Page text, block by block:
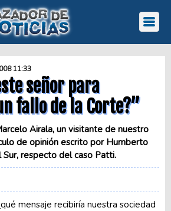
11:33
señor para
fallo de la Corte?”
Airala, un visitante de nuestro
de opinión escrito por Humberto
Sur, respecto del caso Patti.
mensaje recibiría nuestra sociedad